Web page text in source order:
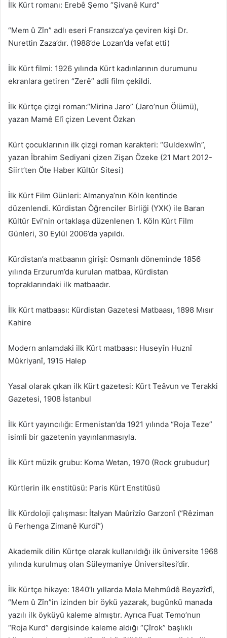
İlk Kürt romanı: Erebê Şemo “Şivanê Kurd”
“Mem û Zîn” adlı eseri Fransızca’ya çeviren kişi Dr.
Nurettin Zaza’dır. (1988’de Lozan’da vefat etti)
İlk Kürt filmi: 1926 yılında Kürt kadınlarının durumunu
ekranlara getiren “Zerê” adli film çekildi.
İlk Kürtçe çizgi roman:“Mirina Jaro” (Jaro’nun Ölümü),
yazan Mamê Elî çizen Levent Özkan
Kürt çocuklarının ilk çizgi roman karakteri: “Guldexwîn”,
yazan İbrahim Sediyani çizen Zişan Özeke (21 Mart 2012-
Siirt’ten Öte Haber Kültür Sitesi)
İlk Kürt Film Günleri: Almanya’nın Köln kentinde
düzenlendi. Kürdistan Öğrenciler Birliği (YXK) ile Baran
Kültür Evi’nin ortaklaşa düzenlenen 1. Köln Kürt Film
Günleri, 30 Eylül 2006’da yapıldı.
Kürdistan’a matbaanın girişi: Osmanlı döneminde 1856
yılında Erzurum’da kurulan matbaa, Kürdistan
topraklarındaki ilk matbaadır.
İlk Kürt matbaası: Kürdistan Gazetesi Matbaası, 1898 Mısır
Kahire
Modern anlamdaki ilk Kürt matbaası: Huseyîn Huznî
Mûkriyanî, 1915 Halep
Yasal olarak çıkan ilk Kürt gazetesi: Kürt Teâvun ve Terakki
Gazetesi, 1908 İstanbul
İlk Kürt yayıncılığı: Ermenistan’da 1921 yılında “Roja Teze”
isimli bir gazetenin yayınlanmasıyla.
İlk Kürt müzik grubu: Koma Wetan, 1970 (Rock grubudur)
Kürtlerin ilk enstitüsü: Paris Kürt Enstitüsü
İlk Kürdoloji çalışması: İtalyan Maûrîzîo Garzonî (“Rêziman
û Ferhenga Zimanê Kurdî”)
Akademik dilin Kürtçe olarak kullanıldığı ilk üniversite 1968
yılında kurulmuş olan Süleymaniye Üniversitesi’dir.
İlk Kürtçe hikaye: 1840’lı yıllarda Mela Mehmûdê Beyazîdî,
“Mem û Zîn”in izinden bir öykü yazarak, bugünkü manada
yazılı ilk öyküyü kaleme almıştır. Ayrıca Fuat Temo’nun
“Roja Kurd” dergisinde kaleme aldığı “Çîrok” başlıklı